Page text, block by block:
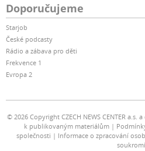
Doporučujeme
Starjob
České podcasty
Rádio a zábava pro děti
Frekvence 1
Evropa 2
© 2026 Copyright CZECH NEWS CENTER a.s.
k publikovaným materiálům
společnosti
Informace o zpracování
soukromí